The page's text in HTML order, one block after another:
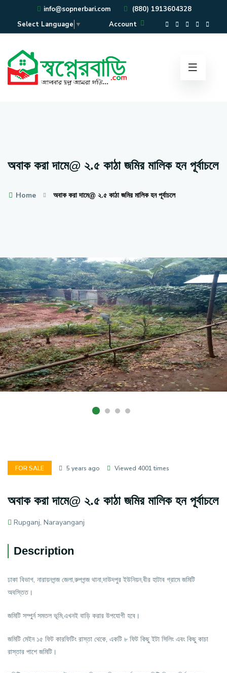
info@sopnerbari.com
(880) 1913604328
Select Language ▼ Account
অবাক করা দামে@ ২.৫ কাঠা জমির মালিক হন পূর্বাচলে
Home অবাক করা দামে@ ২.৫ কাঠা জমির মালিক হন পূর্বাচলে
FOR SALE 5 years ago Viewed 4001 times
অবাক করা দামে@ ২.৫ কাঠা জমির মালিক হন পূর্বাচলে
Rupganj, Narayanganj
Description
ঢাকা বিভাগ, নারায়নগন্জ জেলা,রুপগন্জ থানা,দাউদপুর ইউনিয়ন,বীর হাটাব গ্রামে জমিটি
অবস্তিত।
জমিটি সম্পুর্ন সমতল ভূমি,এখনই বাড়ি করার উপযোগী হবে।
জমিটি মেইন ১৫ ফিট কারফিটিং রাস্তা থেকে, একটি ৮ ফিট কিছু ইটা সিলিং এবং কিছু কাচা
রাস্তার পাশে জমিটি।